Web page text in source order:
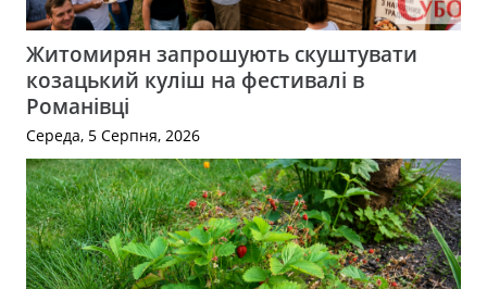
Житомирян запрошують скуштувати
козацький куліш на фестивалі в
Романівці
Середа, 5 Серпня, 2026